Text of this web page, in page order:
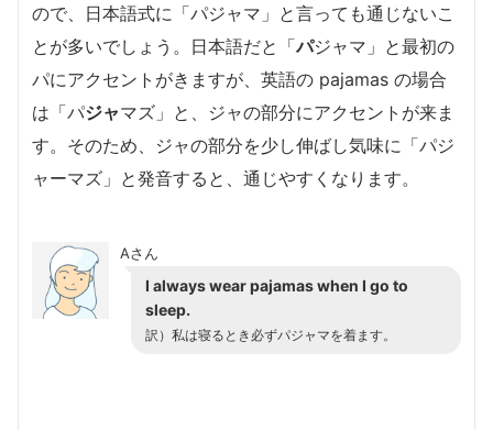
ので、日本語式に「パジャマ」と言っても通じないこ
とが多いでしょう。日本語だと「パジャマ」と最初の
パにアクセントがきますが、英語の pajamas の場合
は「パジャマズ」と、ジャの部分にアクセントが来ま
す。そのため、ジャの部分を少し伸ばし気味に「パジ
ャーマズ」と発音すると、通じやすくなります。
Aさん
I always wear pajamas when I go to
sleep.
訳）私は寝るとき必ずパジャマを着ます。